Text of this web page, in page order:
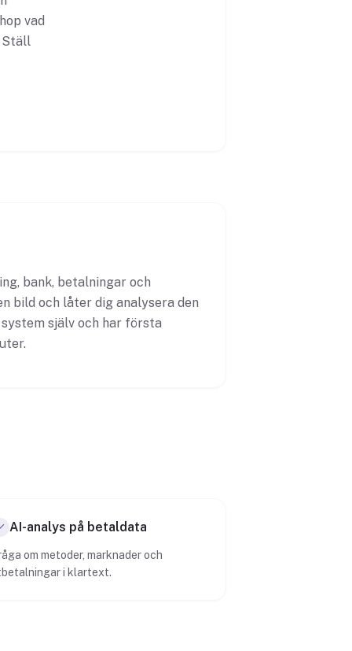
vad
Ställ
bank, betalningar och
bild och låter dig analysera den
själv och har första
AI-analys på betaldata
om metoder, marknader och
i klartext.